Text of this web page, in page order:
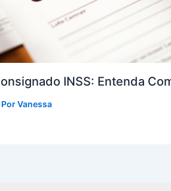
INSS: Entenda
PorVanessa